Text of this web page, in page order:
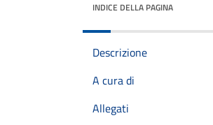
INDICE DELLA PAGINA
Descrizione
A cura di
Allegati